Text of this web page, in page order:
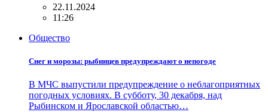
22.11.2024
11:26
Общество
Снег и морозы: рыбинцев предупреждают о непогоде
В МЧС выпустили предупреждение о неблагоприятных
погодных условиях. В субботу, 30 декабря, над
Рыбинском и Ярославской областью…